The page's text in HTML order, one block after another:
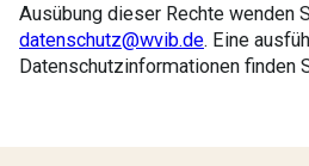
Ausübung dieser Rechte wenden
datenschutz@wvib.de. Eine
Datenschutzinformationen finden